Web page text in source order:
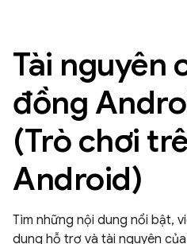
Tài nguyên
đồng
(Trò chơi
Android)
Tìm những nội dung nổi bật,
dung hỗ trợ và tài nguyên